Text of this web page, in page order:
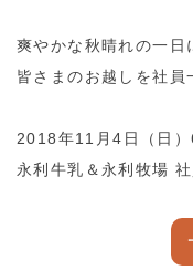
爽やかな秋晴れの一日
皆さまのお越しを社員
2018年11月4日（日
永利牛乳＆永利牧場 社